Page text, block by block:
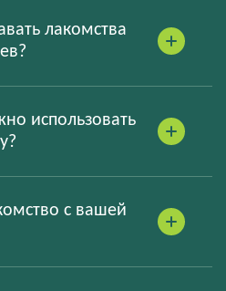
лакомства
использовать
с вашей